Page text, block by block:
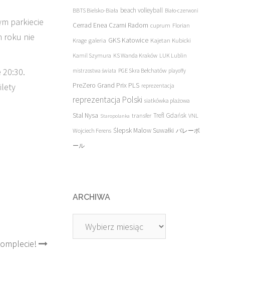
parkiecie
roku nie
BBTS Bielsko-Biała beach volleyball Biało-czerwoni
Cerrad Enea Czarni Radom cuprum Florian
Krage galeria GKS Katowice Kajetan Kubicki
Kamil Szymura KS Wanda Kraków LUK Lublin
mistrzostwa świata PGE Skra Bełchatów playoffy
PreZero Grand Prix PLS reprezentacja
reprezentacja Polski siatkówka plażowa
Stal Nysa Staropolanka transfer Trefl Gdańsk VNL
Wojciech Ferens Ślepsk Malow Suwałki バレーボ
ール
ARCHIWA
Archiwa